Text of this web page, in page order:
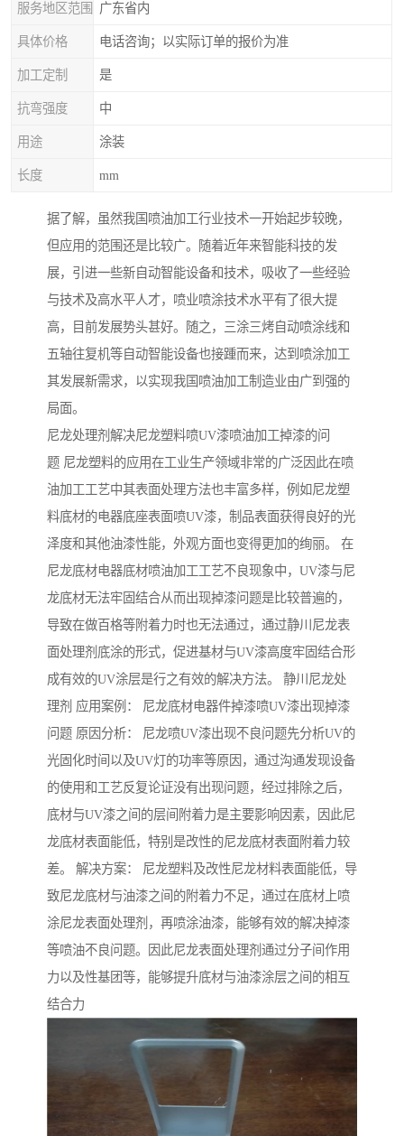
服务地区范围 广东省内
具体价格 电话咨询；以实际订单的报价为准
加工定制 是
抗弯强度 中
用途 涂装
长度 mm
据了解，虽然我国喷油加工行业技术一开始起步较晚，
但应用的范围还是比较广。随着近年来智能科技的发
展，引进一些新自动智能设备和技术，吸收了一些经验
与技术及高水平人才，喷业喷涂技术水平有了很大提
高，目前发展势头甚好。随之，三涂三烤自动喷涂线和
五轴往复机等自动智能设备也接踵而来，达到喷涂加工
其发展新需求，以实现我国喷油加工制造业由广到强的
局面。
尼龙处理剂解决尼龙塑料喷UV漆喷油加工掉漆的问
题 尼龙塑料的应用在工业生产领域非常的广泛因此在喷
油加工工艺中其表面处理方法也丰富多样，例如尼龙塑
料底材的电器底座表面喷UV漆，制品表面获得良好的光
泽度和其他油漆性能，外观方面也变得更加的绚丽。 在
尼龙底材电器底材喷油加工工艺不良现象中，UV漆与尼
龙底材无法牢固结合从而出现掉漆问题是比较普遍的，
导致在做百格等附着力时也无法通过，通过静川尼龙表
面处理剂底涂的形式，促进基材与UV漆高度牢固结合形
成有效的UV涂层是行之有效的解决方法。 静川尼龙处
理剂 应用案例： 尼龙底材电器件掉漆喷UV漆出现掉漆
问题 原因分析： 尼龙喷UV漆出现不良问题先分析UV的
光固化时间以及UV灯的功率等原因，通过沟通发现设备
的使用和工艺反复论证没有出现问题，经过排除之后，
底材与UV漆之间的层间附着力是主要影响因素，因此尼
龙底材表面能低，特别是改性的尼龙底材表面附着力较
差。 解决方案： 尼龙塑料及改性尼龙材料表面能低，导
致尼龙底材与油漆之间的附着力不足，通过在底材上喷
涂尼龙表面处理剂，再喷涂油漆，能够有效的解决掉漆
等喷油不良问题。因此尼龙表面处理剂通过分子间作用
力以及性基团等，能够提升底材与油漆涂层之间的相互
结合力